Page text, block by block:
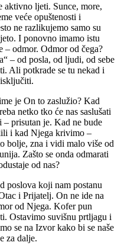
aktivno ljeti. Sunce, more,
veće opuštenosti i
ne razlikujemo samo su
I ponovno imamo istu
– odmor. Odmor od čega?
– od posla, od ljudi, od sebe
Ali potkrade se tu nekad i
je On to zaslužio? Kad
netko tko će nas saslušati
– prisutan je. Kad ne bude
i kad Njega krivimo –
bolje, zna i vidi malo više od
Zašto se onda odmarati
od nas?
poslova koji nam postanu
i Prijatelj. On ne ide na
od Njega. Kofer pun
Ostavimo suvišnu prtljagu i
se na Izvor kako bi se naše
za dalje.